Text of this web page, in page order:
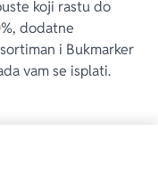
koji rastu do
dodatne
i Bukmarker
vam se isplati.